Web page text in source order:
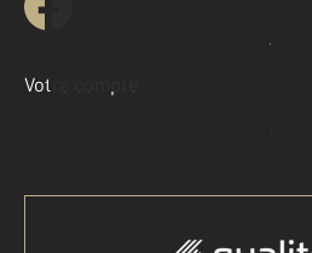
Demander une
Votre compte :
Accéder à mon